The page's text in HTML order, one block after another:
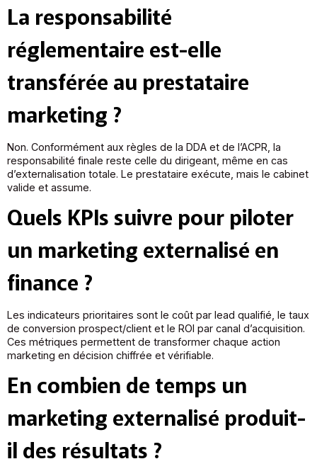
La responsabilité
réglementaire est-elle
transférée au prestataire
marketing ?
Non. Conformément aux règles de la DDA et de l’ACPR, la
responsabilité finale reste celle du dirigeant, même en cas
d’externalisation totale. Le prestataire exécute, mais le cabinet
valide et assume.
Quels KPIs suivre pour piloter
un marketing externalisé en
finance ?
Les indicateurs prioritaires sont le coût par lead qualifié, le taux
de conversion prospect/client et le ROI par canal d’acquisition.
Ces métriques permettent de transformer chaque action
marketing en décision chiffrée et vérifiable.
En combien de temps un
marketing externalisé produit-
il des résultats ?